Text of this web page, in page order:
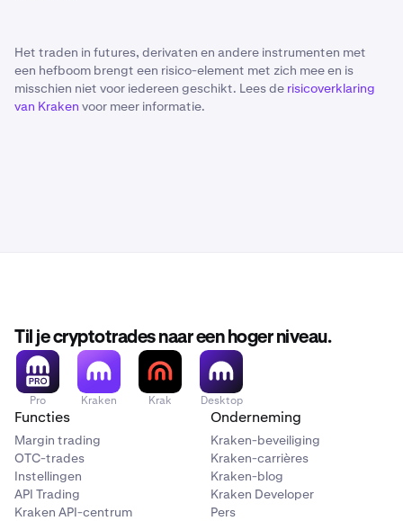
Het traden in futures, derivaten en andere instrumenten met
een hefboom brengt een risico-element met zich mee en is
misschien niet voor iedereen geschikt. Lees de risicoverklaring
van Kraken voor meer informatie.
Til je cryptotrades naar een hoger niveau.
Pro Kraken Krak Desktop
Functies
Margin trading
OTC-trades
Instellingen
API Trading
Kraken API-centrum
Onderneming
Kraken-beveiliging
Kraken-carrières
Kraken-blog
Kraken Developer
Pers